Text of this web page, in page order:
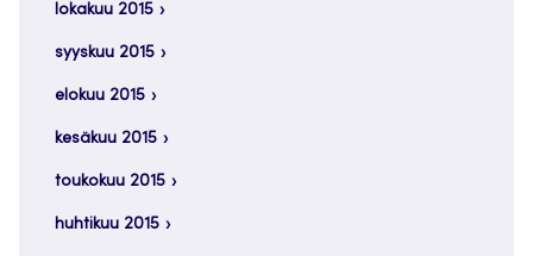
lokakuu 2015
syyskuu 2015
elokuu 2015
kesäkuu 2015
toukokuu 2015
huhtikuu 2015